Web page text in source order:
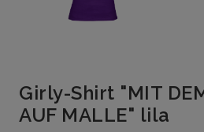
Girly-Shirt "MIT
AUF MALLE" lila